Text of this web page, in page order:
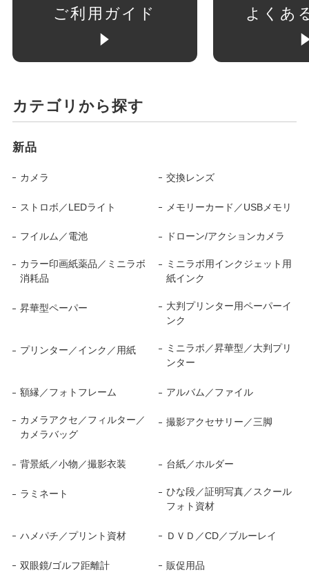
ご利用ガイド よくあ
カテゴリから探す
新品
カメラ 交換レンズ
ストロボ／LEDライト メモリーカード／USBメモリ
フイルム／電池 ドローン/アクションカメラ
カラー印画紙薬品／ミニラボ
消耗品
ミニラボ用インクジェット用
紙インク
昇華型ペーパー
大判プリンター用ペーパーイ
ンク
プリンター／インク／用紙
ミニラボ／昇華型／大判プリ
ンター
額縁／フォトフレーム アルバム／ファイル
カメラアクセ／フィルター／
カメラバッグ
撮影アクセサリー／三脚
背景紙／小物／撮影衣装 台紙／ホルダー
ラミネート
ひな段／証明写真／スクール
フォト資材
ハメパチ／プリント資材 ＤＶＤ／CD／ブルーレイ
双眼鏡/ゴルフ距離計 販促用品